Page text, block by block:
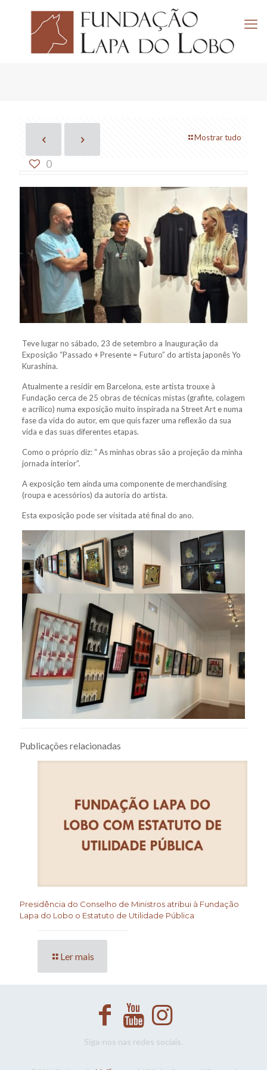
Mostrar tudo
0
Teve lugar no sábado, 23 de setembro a Inauguração da
Exposição “Passado + Presente = Futuro” do artista japonês Yo
Kurashina.
Atualmente a residir em Barcelona, este artista trouxe à
Fundação cerca de 25 obras de técnicas mistas (grafite, colagem
e acrílico) numa exposição muito inspirada na Street Art e numa
fase da vida do autor, em que quis fazer uma reflexão da sua
vida e das suas diferentes etapas.
Como o próprio diz: “ As minhas obras são a projeção da minha
jornada interior”.
A exposição tem ainda uma componente de merchandising
(roupa e acessórios) da autoria do artista.
Esta exposição pode ser visitada até final do ano.
Publicações relacionadas
Presidência do Conselho de Ministros atribui à Fundação
Lapa do Lobo o Estatuto de Utilidade Pública
Ler mais
Siga-nos nas redes sociais.